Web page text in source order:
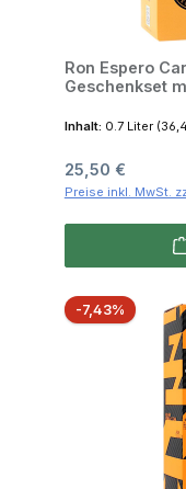
Ron Espero
Geschenkset
Inhalt: 0.7 Liter
Regulärer Preis:
25,50 €
Preise inkl. MwSt.
-7,43%Rabatt